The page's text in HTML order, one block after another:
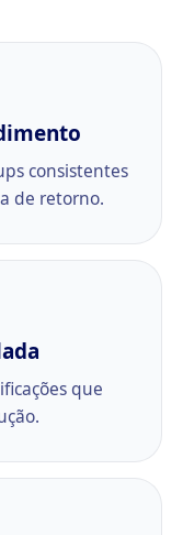
consistentes
de retorno.
que